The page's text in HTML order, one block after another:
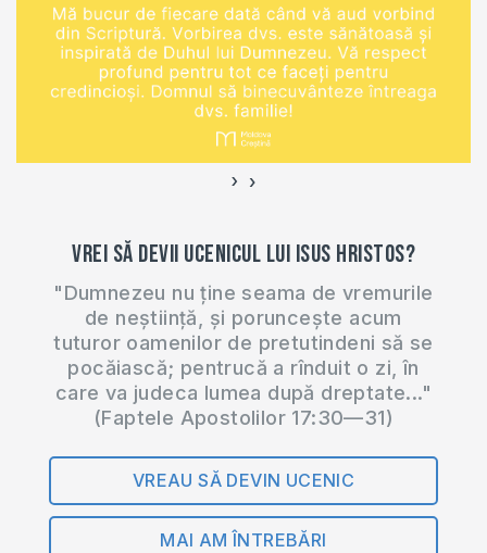
‹ ›
Vrei să devii ucenicul lui Isus Hristos?
"Dumnezeu nu ține seama de vremurile
de neștiință, și poruncește acum
tuturor oamenilor de pretutindeni să se
pocăiască; pentrucă a rînduit o zi, în
care va judeca lumea după dreptate..."
(Faptele Apostolilor 17:30—31)
VREAU SĂ DEVIN UCENIC
MAI AM ÎNTREBĂRI